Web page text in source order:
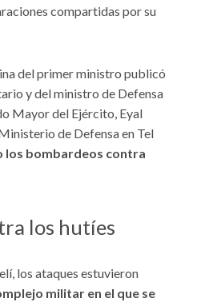
compartidas por su
del primer ministro publicó
y del ministro de Defensa
Mayor del Ejército, Eyal
de Defensa en Tel
los bombardeos contra
los hutíes
los ataques estuvieron
militar en el que se